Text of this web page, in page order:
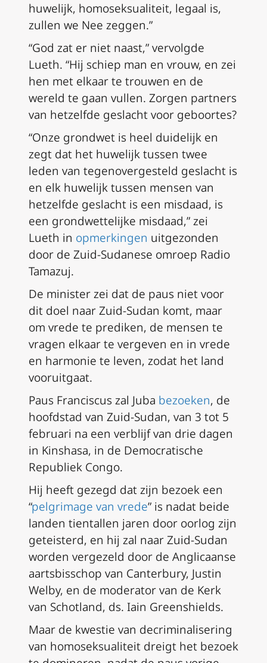
huwelijk, homoseksualiteit, legaal is,
zullen we Nee zeggen.”
“God zat er niet naast,” vervolgde
Lueth. “Hij schiep man en vrouw, en zei
hen met elkaar te trouwen en de
wereld te gaan vullen. Zorgen partners
van hetzelfde geslacht voor geboortes?
“Onze grondwet is heel duidelijk en
zegt dat het huwelijk tussen twee
leden van tegenovergesteld geslacht is
en elk huwelijk tussen mensen van
hetzelfde geslacht is een misdaad, is
een grondwettelijke misdaad,” zei
Lueth in opmerkingen uitgezonden
door de Zuid-Sudanese omroep Radio
Tamazuj.
De minister zei dat de paus niet voor
dit doel naar Zuid-Sudan komt, maar
om vrede te prediken, de mensen te
vragen elkaar te vergeven en in vrede
en harmonie te leven, zodat het land
vooruitgaat.
Paus Franciscus zal Juba bezoeken, de
hoofdstad van Zuid-Sudan, van 3 tot 5
februari na een verblijf van drie dagen
in Kinshasa, in de Democratische
Republiek Congo.
Hij heeft gezegd dat zijn bezoek een
“pelgrimage van vrede” is nadat beide
landen tientallen jaren door oorlog zijn
geteisterd, en hij zal naar Zuid-Sudan
worden vergezeld door de Anglicaanse
aartsbisschop van Canterbury, Justin
Welby, en de moderator van de Kerk
van Schotland, ds. Iain Greenshields.
Maar de kwestie van decriminalisering
van homoseksualiteit dreigt het bezoek